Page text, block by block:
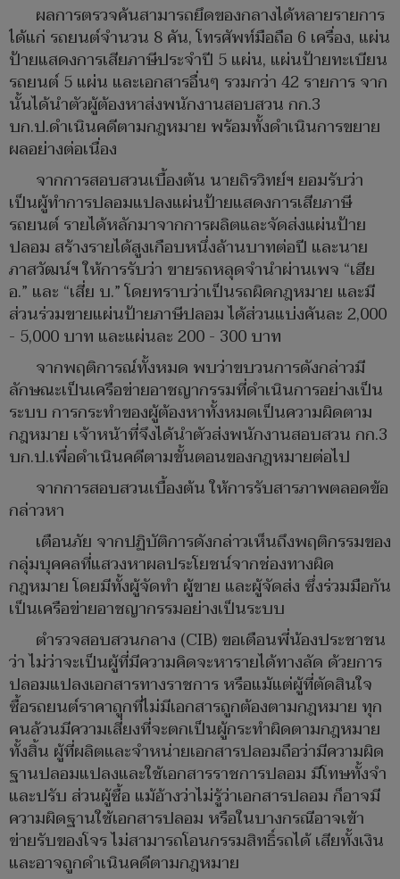
ผลการตรวจค้นสามารถยึดของกลางได้หลายรายการ
ได้แก่ รถยนต์จำนวน 8 คัน, โทรศัพท์มือถือ 6 เครื่อง, แผ่น
ป้ายแสดงการเสียภาษีประจำปี 5 แผ่น, แผ่นป้ายทะเบียน
รถยนต์ 5 แผ่น และเอกสารอื่นๆ รวมกว่า 42 รายการ จาก
นั้นได้นำตัวผู้ต้องหาส่งพนักงานสอบสวน กก.3
บก.ป.ดำเนินคดีตามกฎหมาย พร้อมทั้งดำเนินการขยาย
ผลอย่างต่อเนื่อง
จากการสอบสวนเบื้องต้น นายถิรวิทย์ฯ ยอมรับว่า
เป็นผู้ทำการปลอมแปลงแผ่นป้ายแสดงการเสียภาษี
รถยนต์ รายได้หลักมาจากการผลิตและจัดส่งแผ่นป้าย
ปลอม สร้างรายได้สูงเกือบหนึ่งล้านบาทต่อปี และนาย
ภาสวัฒน์ฯ ให้การรับว่า ขายรถหลุดจำนำผ่านเพจ “เฮีย
อ.” และ “เสี่ย บ.” โดยทราบว่าเป็นรถผิดกฎหมาย และมี
ส่วนร่วมขายแผ่นป้ายภาษีปลอม ได้ส่วนแบ่งคันละ 2,000
- 5,000 บาท และแผ่นละ 200 - 300 บาท
จากพฤติการณ์ทั้งหมด พบว่าขบวนการดังกล่าวมี
ลักษณะเป็นเครือข่ายอาชญากรรมที่ดำเนินการอย่างเป็น
ระบบ การกระทำของผู้ต้องหาทั้งหมดเป็นความผิดตาม
กฎหมาย เจ้าหน้าที่จึงได้นำตัวส่งพนักงานสอบสวน กก.3
บก.ป.เพื่อดำเนินคดีตามขั้นตอนของกฎหมายต่อไป
จากการสอบสวนเบื้องต้น ให้การรับสารภาพตลอดข้อ
กล่าวหา
เตือนภัย จากปฏิบัติการดังกล่าวเห็นถึงพฤติกรรมของ
กลุ่มบุคคลที่แสวงหาผลประโยชน์จากช่องทางผิด
กฎหมาย โดยมีทั้งผู้จัดทำ ผู้ขาย และผู้จัดส่ง ซึ่งร่วมมือกัน
เป็นเครือข่ายอาชญากรรมอย่างเป็นระบบ
ตำรวจสอบสวนกลาง (CIB) ขอเตือนพี่น้องประชาชน
ว่า ไม่ว่าจะเป็นผู้ที่มีความคิดจะหารายได้ทางลัด ด้วยการ
ปลอมแปลงเอกสารทางราชการ หรือแม้แต่ผู้ที่ตัดสินใจ
ซื้อรถยนต์ราคาถูกที่ไม่มีเอกสารถูกต้องตามกฎหมาย ทุก
คนล้วนมีความเสี่ยงที่จะตกเป็นผู้กระทำผิดตามกฎหมาย
ทั้งสิ้น ผู้ที่ผลิตและจำหน่ายเอกสารปลอมถือว่ามีความผิด
ฐานปลอมแปลงและใช้เอกสารราชการปลอม มีโทษทั้งจำ
และปรับ ส่วนผู้ซื้อ แม้อ้างว่าไม่รู้ว่าเอกสารปลอม ก็อาจมี
ความผิดฐานใช้เอกสารปลอม หรือในบางกรณีอาจเข้า
ข่ายรับของโจร ไม่สามารถโอนกรรมสิทธิ์รถได้ เสียทั้งเงิน
และอาจถูกดำเนินคดีตามกฎหมาย